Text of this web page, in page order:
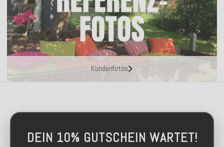
Kundenfotos
DEIN 10% GUTSCHEIN WARTET!